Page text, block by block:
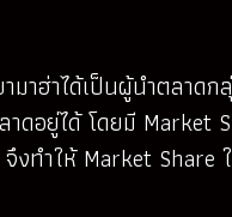
าฮ่าได้เป็นผู้นำตลา
ดอยู่ได้ โดยมี Market
งทำให้ Market